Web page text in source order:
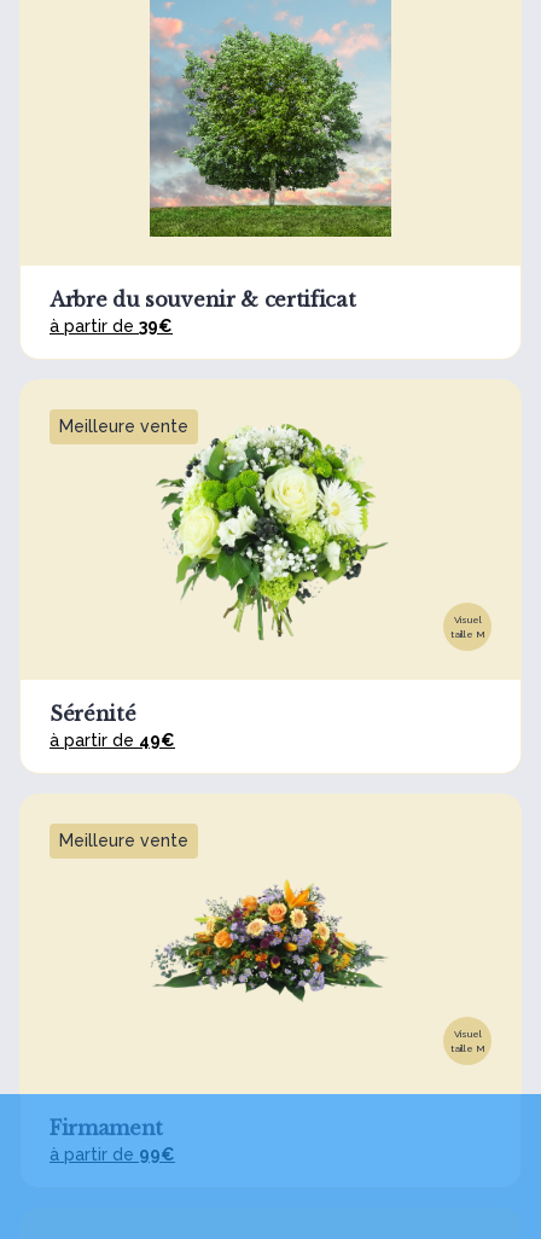
Arbre du souvenir & certificat
à partir de 39€
Meilleure vente
Visuel
taille M
Sérénité
à partir de 49€
Meilleure vente
Visuel
taille M
Firmament
à partir de 99€